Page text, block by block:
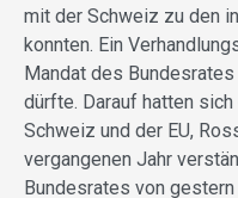
mit der Schweiz zu den
konnten. Ein
Mandat des
dürfte. Darauf hatten
Schweiz und der EU,
vergangenen Jahr
Bundesrates von